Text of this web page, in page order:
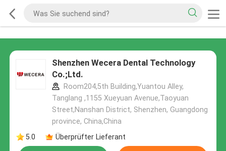
Shenzhen Wecera Dental Technology
Co.;Ltd.
Room204,5th Building,Yuantou Alley,
Tanglang ,1155 Xueyuan Avenue,Taoyuan
Street,Nanshan District, Shenzhen, Guangdong
province, China,China
5.0
Überprüfter Lieferant